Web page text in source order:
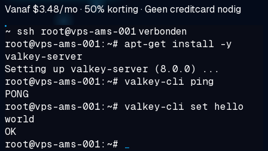
Vanaf$3.48/mo · 50% korting · Geen creditcard nodig
~ ssh root@vps-ams-001 verbonden
root@vps-ams-001:~# apt-get install -y
valkey-server
Setting up valkey-server (8.0.0) ...
root@vps-ams-001:~# valkey-cli ping
PONG
root@vps-ams-001:~# valkey-cli set hello
world
OK
root@vps-ams-001:~#